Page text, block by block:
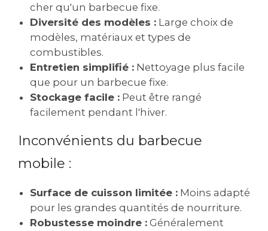
cher qu'un barbecue fixe.
Diversité des modèles : Large choix de
modèles, matériaux et types de
combustibles.
Entretien simplifié : Nettoyage plus facile
que pour un barbecue fixe.
Stockage facile : Peut être rangé
facilement pendant l'hiver.
Inconvénients du barbecue
mobile :
Surface de cuisson limitée : Moins adapté
pour les grandes quantités de nourriture.
Robustesse moindre : Généralement